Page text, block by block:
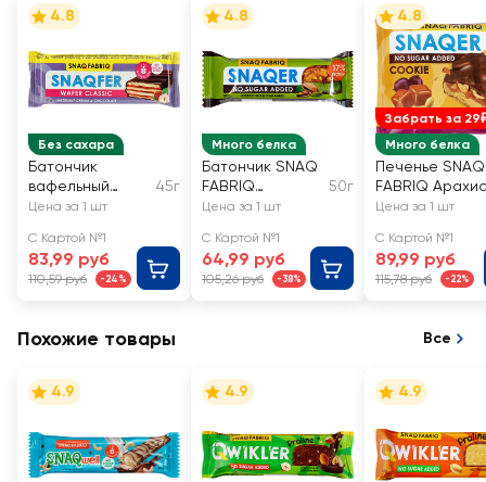
Без сахара
4.8
Батончик
вафельный
SNAQ FABRIQ со
фундучный крем
и бельгийский
шоколад,
45г
Цена за 1 шт
С Картой №1
83,99 руб
110,59 руб -24%
Много белка
4.8
Батончик SNAQ
FABRIQ
Фисташка и
глазированный
50г
Цена за 1 шт
С Картой №1
64,99 руб
105,26 руб -38%
Забрать за
Много белка
4.8
Печенье SNAQ
FABRIQ
изюм и
Цена за 1 шт
С Картой №1
89,99 руб
115,78 руб -22%
Похожие товары Все
4.9 4.9 4.9